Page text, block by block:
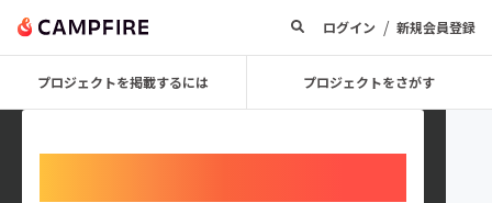
ログイン / 新規会員登録
プロジェクトを掲載するには プロジェクトをさがす